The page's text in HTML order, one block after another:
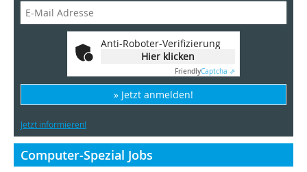
Anti-Roboter-Verifizierung
Hier klicken
FriendlyCaptcha ⇗
» Jetzt anmelden!
Jetzt informieren!
Computer-Spezial Jobs